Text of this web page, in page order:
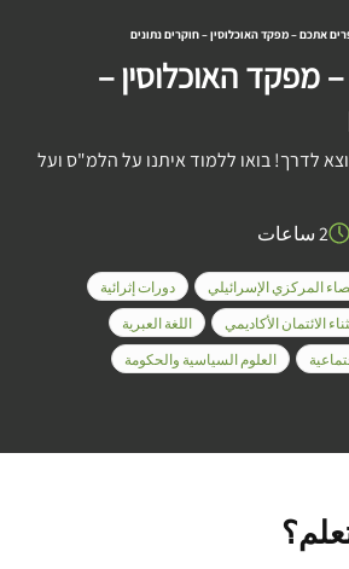
אתכם – מפקד האוכלוסין – חוקרים נתונים
מפקד האוכלוסין –
האוכלוסין 2022 יוצא לדרך! בואו ללמוד איתנו על הלמ"ס ועל
2 ساعات
المركزي الإسرائيلي
دورات إثرائية
الائتمان الأكاديمي
اللغة العبرية
العلوم السياسية والحكومة